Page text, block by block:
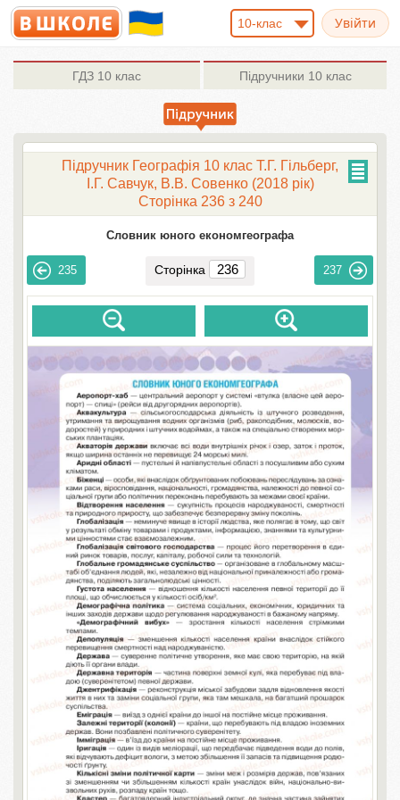
10-клас
ГДЗ 10 клас Підручники 10 клас
Підручник Географія 10 клас Т.Г. Гільберг,
І.Г. Савчук, В.В. Совенко (2018 рік)
Сторінка 236 з 240
Словник юного економгеографа
235 Сторінка 237